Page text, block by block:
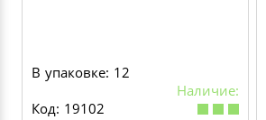
В упаковке: 12
Наличие:
Код: 19102